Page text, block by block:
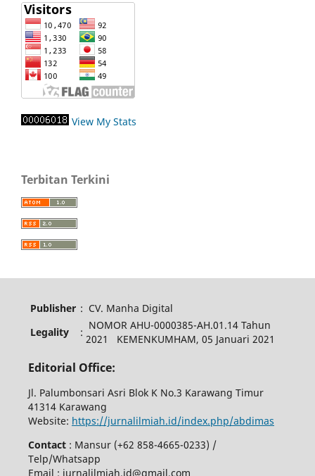
View My Stats
Terbitan Terkini
Publisher : CV. Manha Digital
Legality
:
NOMOR AHU-0000385-AH.01.14 Tahun
2021 KEMENKUMHAM, 05 Januari 2021
Editorial Office:
Jl. Palumbonsari Asri Blok K No.3 Karawang Timur
41314 Karawang
Website: https://jurnalilmiah.id/index.php/abdimas
Contact: Mansur (+62 858-4665-0233) /
Telp/Whatsapp
Email : jurnalilmiah.id@gmail.com